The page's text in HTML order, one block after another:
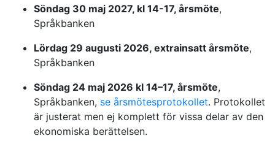
Söndag 30 maj 2027, kl 14-17, årsmöte,
Språkbanken
Lördag 29 augusti 2026, extrainsatt årsmöte,
Språkbanken
Söndag 24 maj 2026 kl 14–17, årsmöte,
Språkbanken, se årsmötesprotokollet. Protokollet
är justerat men ej komplett för vissa delar av den
ekonomiska berättelsen.